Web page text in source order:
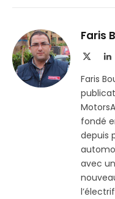
Faris
Faris
fondé
depuis
avec